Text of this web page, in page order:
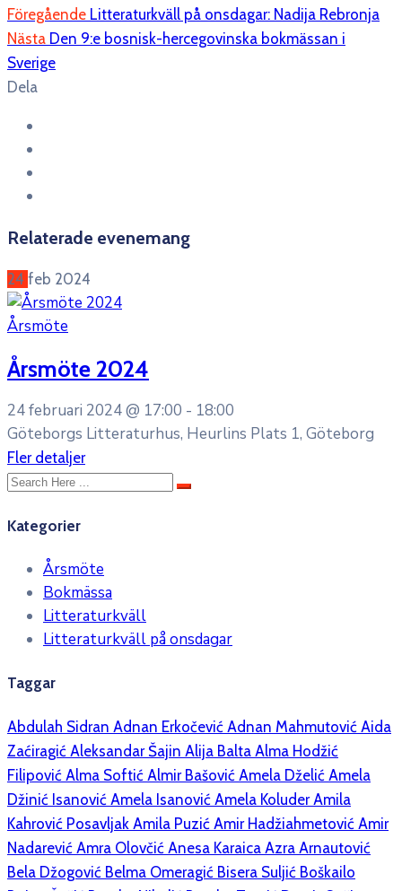
Föregående Litteraturkväll på onsdagar: Nadija Rebronja
Nästa Den 9:e bosnisk-hercegovinska bokmässan i
Sverige
Dela
Relaterade evenemang
24 feb 2024
Årsmöte
Årsmöte 2024
24 februari 2024 @ 17:00 - 18:00
Göteborgs Litteraturhus, Heurlins Plats 1, Göteborg
Fler detaljer
Kategorier
Årsmöte
Bokmässa
Litteraturkväll
Litteraturkväll på onsdagar
Taggar
Abdulah Sidran Adnan Erkočević Adnan Mahmutović Aida
Zaćiragić Aleksandar Šajin Alija Balta Alma Hodžić
Filipović Alma Softić Almir Bašović Amela Dželić Amela
Džinić Isanović Amela Isanović Amela Koluder Amila
Kahrović Posavljak Amila Puzić Amir Hadžiahmetović Amir
Nadarević Amra Olovčić Anesa Karaica Azra Arnautović
Bela Džogović Belma Omeragić Bisera Suljić Boškailo